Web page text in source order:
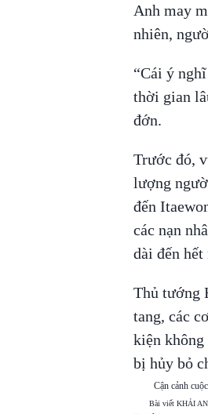
Anh may
nhiên,
“Cái ý
thời gian
đớn.
Trước đó,
lượng
đến
các nạn
dài đến hết
Thủ tướng
tang, các
kiện không
bị hủy bỏ
Cận cảnh
Bài viết KHẢI